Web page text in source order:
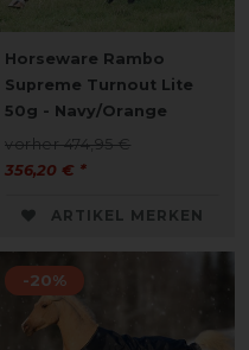
Horseware Rambo
Supreme Turnout Lite
50g - Navy/Orange
vorher 474,95 €
356,20 € *
ARTIKEL MERKEN
-20%